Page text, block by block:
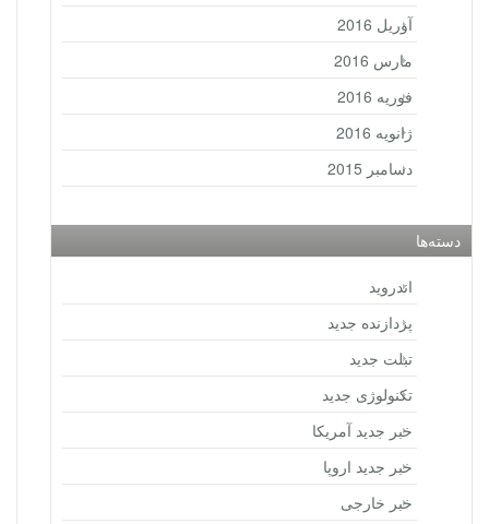
آوریل 2016
مارس 2016
فوریه 2016
ژانویه 2016
دسامبر 2015
دسته‌ها
اندروید
پردازنده جدید
تبلت جدید
تکنولوژی جدید
خبر جدید آمریکا
خبر جدید اروپا
خبر خارجی